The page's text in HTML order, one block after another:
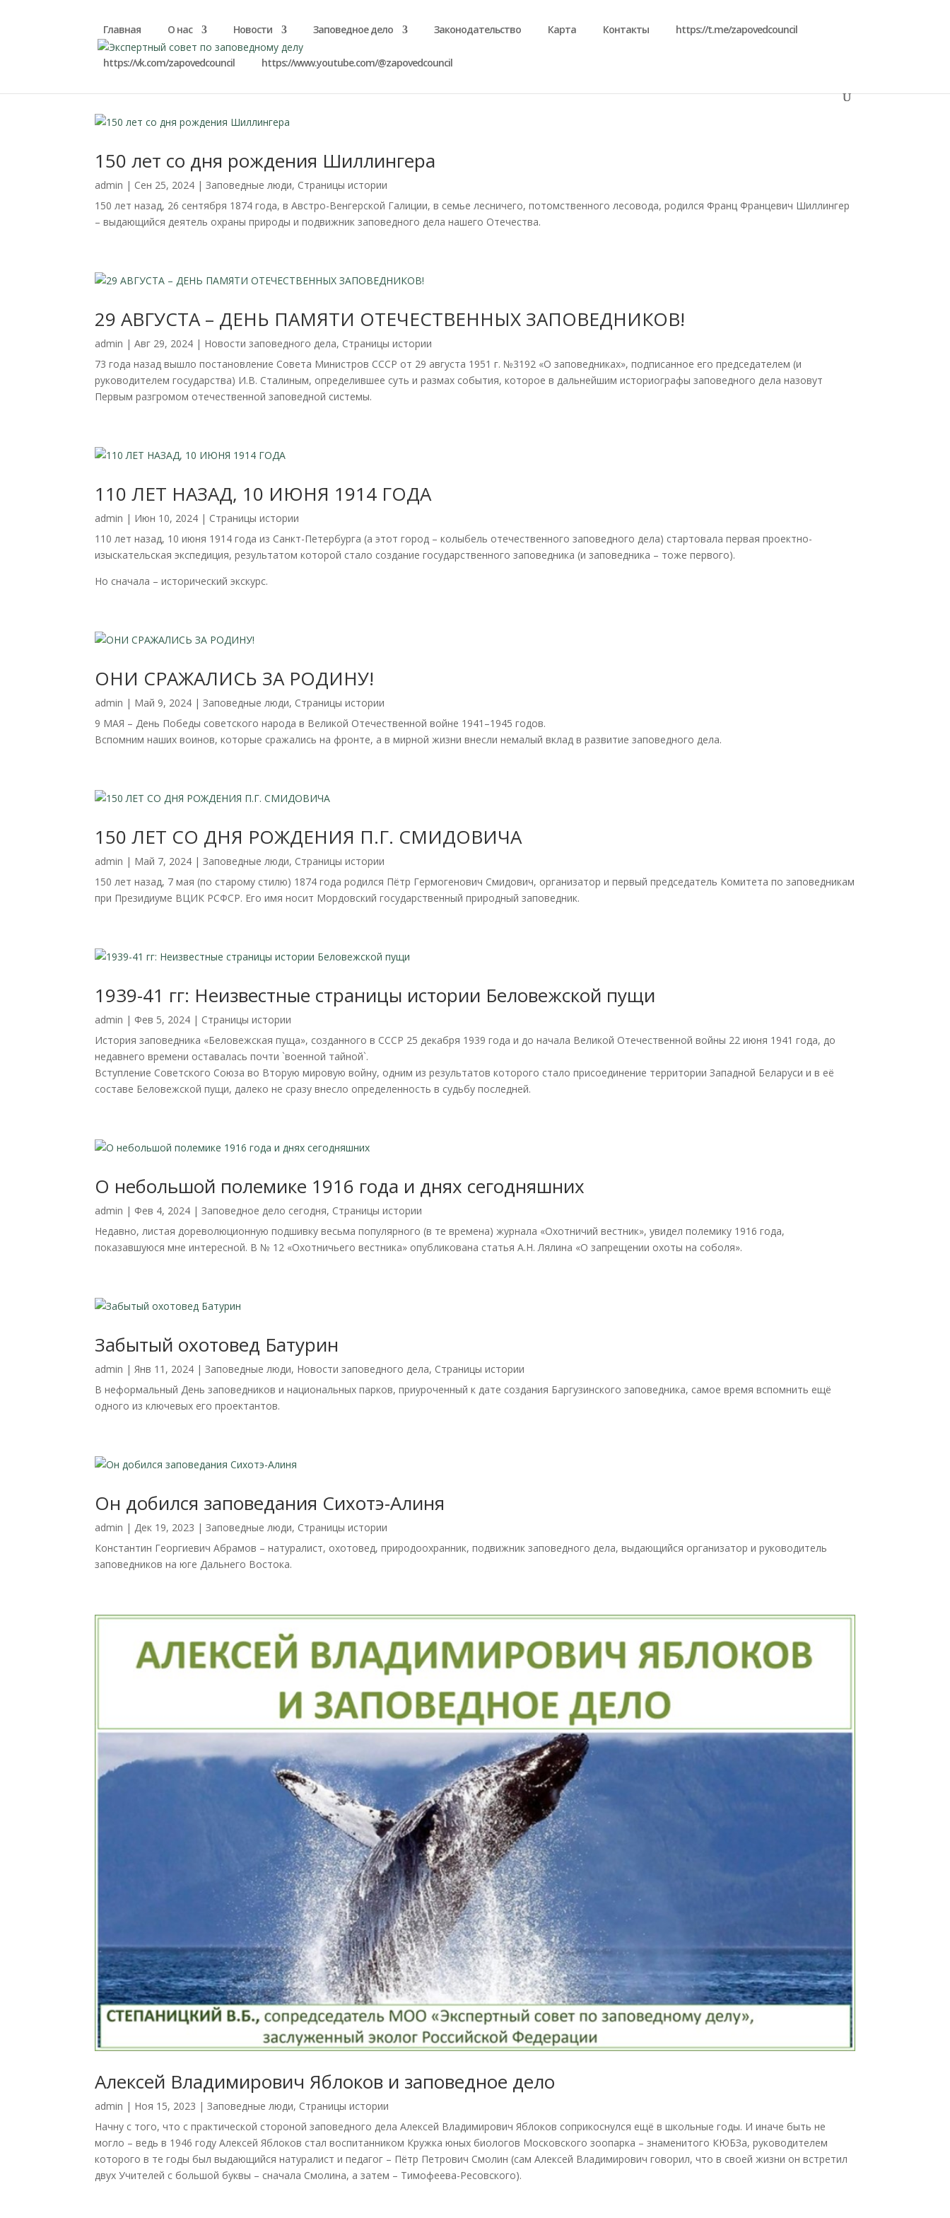
Главная О нас Новости Заповедное дело Законодательство Карта Контакты https://t.me/zapovedcouncil
https://vk.com/zapovedcouncil https://www.youtube.com/@zapovedcouncil
150 лет со дня рождения Шиллингера
admin | Сен 25, 2024 |Заповедные люди, Страницы истории
150 лет назад, 26 сентября 1874 года, в Австро-Венгерской Галиции, в семье лесничего, потомственного лесовода, родился Франц Францевич Шиллингер
– выдающийся деятель охраны природы и подвижник заповедного дела нашего Отечества.
29 АВГУСТА – ДЕНЬ ПАМЯТИ ОТЕЧЕСТВЕННЫХ ЗАПОВЕДНИКОВ!
admin |Авг 29, 2024 | Новости заповедного дела, Страницы истории
73 года назад вышло постановление Совета Министров СССР от 29 августа 1951 г. №3192 «О заповедниках», подписанное его председателем (и
руководителем государства) И.В. Сталиным, определившее суть и размах события, которое в дальнейшим историографы заповедного дела назовут
Первым разгромом отечественной заповедной системы.
110 ЛЕТ НАЗАД, 10 ИЮНЯ 1914 ГОДА
admin | Июн 10, 2024 | Страницы истории
110 лет назад, 10 июня 1914 года из Санкт-Петербурга (а этот город – колыбель отечественного заповедного дела) стартовала первая проектно-
изыскательская экспедиция, результатом которой стало создание государственного заповедника (и заповедника – тоже первого).
Но сначала – исторический экскурс.
ОНИ СРАЖАЛИСЬ ЗА РОДИНУ!
admin | Май 9, 2024 |Заповедные люди, Страницы истории
9 МАЯ – День Победы советского народа в Великой Отечественной войне 1941–1945 годов.
Вспомним наших воинов, которые сражались на фронте, а в мирной жизни внесли немалый вклад в развитие заповедного дела.
150 ЛЕТ СО ДНЯ РОЖДЕНИЯ П.Г. СМИДОВИЧА
admin | Май 7, 2024 |Заповедные люди, Страницы истории
150 лет назад, 7 мая (по старому стилю) 1874 года родился Пётр Гермогенович Смидович, организатор и первый председатель Комитета по заповедникам
при Президиуме ВЦИК РСФСР. Его имя носит Мордовский государственный природный заповедник.
1939-41 гг: Неизвестные страницы истории Беловежской пущи
admin | Фев 5, 2024 | Страницы истории
История заповедника «Беловежская пуща», созданного в СССР 25 декабря 1939 года и до начала Великой Отечественной войны 22 июня 1941 года, до
недавнего времени оставалась почти `военной тайной`.
Вступление Советского Союза во Вторую мировую войну, одним из результатов которого стало присоединение территории Западной Беларуси и в её
составе Беловежской пущи, далеко не сразу внесло определенность в судьбу последней.
О небольшой полемике 1916 года и днях сегодняшних
admin | Фев 4, 2024 |Заповедное дело сегодня, Страницы истории
Недавно, листая дореволюционную подшивку весьма популярного (в те времена) журнала «Охотничий вестник», увидел полемику 1916 года,
показавшуюся мне интересной. В № 12 «Охотничьего вестника» опубликована статья А.Н. Лялина «О запрещении охоты на соболя».
Забытый охотовед Батурин
admin | Янв 11, 2024 |Заповедные люди, Новости заповедного дела, Страницы истории
В неформальный День заповедников и национальных парков, приуроченный к дате создания Баргузинского заповедника, самое время вспомнить ещё
одного из ключевых его проектантов.
Он добился заповедания Сихотэ-Алиня
admin | Дек 19, 2023 |Заповедные люди, Страницы истории
Константин Георгиевич Абрамов – натуралист, охотовед, природоохранник, подвижник заповедного дела, выдающийся организатор и руководитель
заповедников на юге Дальнего Востока.
Алексей Владимирович Яблоков и заповедное дело
admin | Ноя 15, 2023 |Заповедные люди, Страницы истории
Начну с того, что с практической стороной заповедного дела Алексей Владимирович Яблоков соприкоснулся ещё в школьные годы. И иначе быть не
могло – ведь в 1946 году Алексей Яблоков стал воспитанником Кружка юных биологов Московского зоопарка – знаменитого КЮБЗа, руководителем
которого в те годы был выдающийся натуралист и педагог – Пётр Петрович Смолин (сам Алексей Владимирович говорил, что в своей жизни он встретил
двух Учителей с большой буквы – сначала Смолина, а затем – Тимофеева-Ресовского).